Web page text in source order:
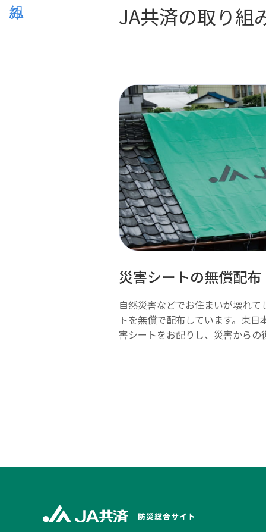
JA共済の取り組
災害シートの無償配布
自然災害などでお住まいが壊れ
トを無償で配布しています。東
害シートをお配りし、災害から